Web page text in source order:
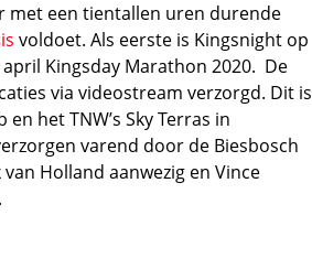
met een tientallen uren durende
voldoet. Als eerste is Kingsnight op
Kingsday Marathon 2020. De
via videostream verzorgd. Dit is
het TNW’s Sky Terras in
varend door de Biesbosch
Holland aanwezig en Vince